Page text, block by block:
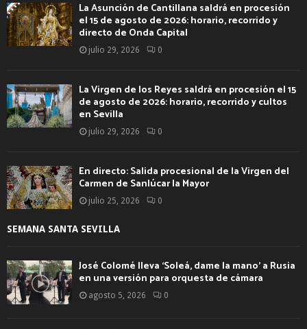
La Asunción de Cantillana saldrá en procesión
el 15 de agosto de 2026: horario, recorrido y
directo de Onda Capital
julio 29, 2026 0
La Virgen de los Reyes saldrá en procesión el 15
de agosto de 2026: horario, recorrido y cultos
en Sevilla
julio 29, 2026 0
En directo: Salida procesional de la Virgen del
Carmen de Sanlúcar la Mayor
julio 25, 2026 0
SEMANA SANTA SEVILLA
José Colomé lleva ‘Soleá, dame la mano’ a Rusia
en una versión para orquesta de cámara
agosto 5, 2026 0